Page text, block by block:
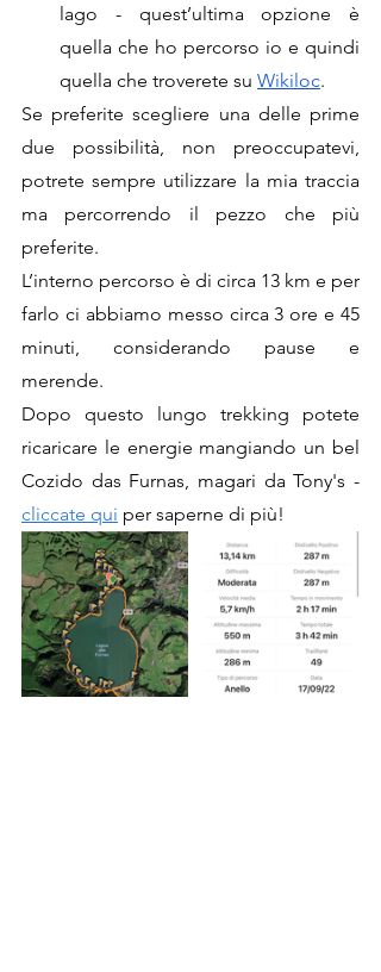
lago - quest’ultima opzione è
quella che ho percorso io e quindi
quella che troverete su Wikiloc.
Se preferite scegliere una delle prime
due possibilità, non preoccupatevi,
potrete sempre utilizzare la mia traccia
ma percorrendo il pezzo che più
preferite.
L’interno percorso è di circa 13 km e per
farlo ci abbiamo messo circa 3 ore e 45
minuti, considerando pause e
merende.
Dopo questo lungo trekking potete
ricaricare le energie mangiando un bel
cliccate qui per saperne di più!